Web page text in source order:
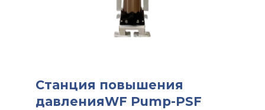
Станция повышения
давленияWF Pump-PSF